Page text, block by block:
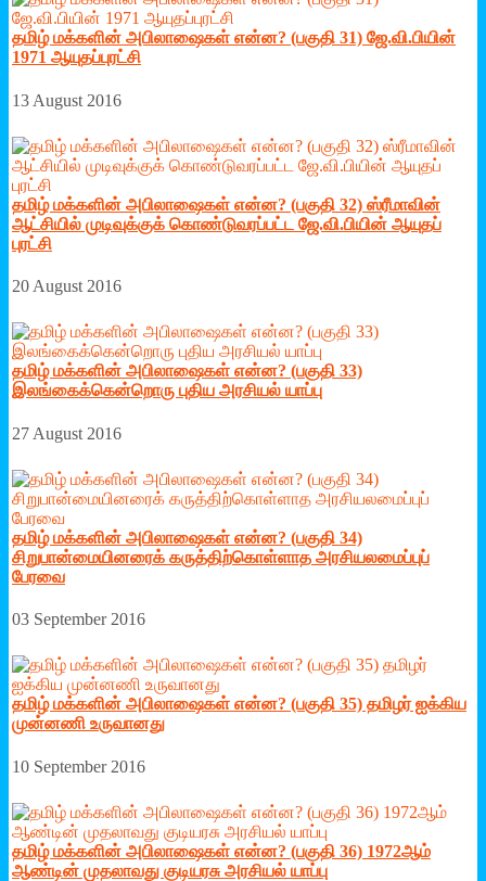
தமிழ் மக்களின் அபிலாஷைகள் என்ன? (பகுதி 31) ஜே.வி.பியின்
1971 ஆயுதப்புரட்சி
13 August 2016
தமிழ் மக்களின் அபிலாஷைகள் என்ன? (பகுதி 32) ஸ்ரீமாவின்
ஆட்சியில் முடிவுக்குக் கொண்டுவரப்பட்ட ஜே.வி.பியின் ஆயுதப்
புரட்சி
20 August 2016
தமிழ் மக்களின் அபிலாஷைகள் என்ன? (பகுதி 33)
இலங்கைக்கென்றொரு புதிய அரசியல் யாப்பு
27 August 2016
தமிழ் மக்களின் அபிலாஷைகள் என்ன? (பகுதி 34)
சிறுபான்மையினரைக் கருத்திற்கொள்ளாத அரசியலமைப்புப்
பேரவை
03 September 2016
தமிழ் மக்களின் அபிலாஷைகள் என்ன? (பகுதி 35) தமிழர் ஐக்கிய
முன்னணி உருவானது
10 September 2016
தமிழ் மக்களின் அபிலாஷைகள் என்ன? (பகுதி 36) 1972ஆம்
ஆண்டின் முதலாவது குடியரசு அரசியல் யாப்பு